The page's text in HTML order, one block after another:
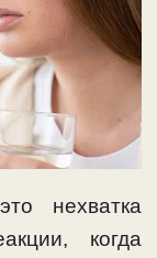
нехватка
когда